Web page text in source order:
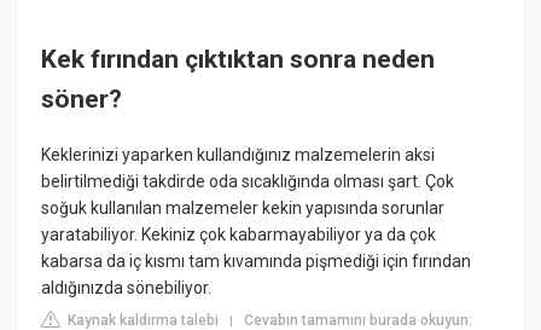
Kek fırından çıktıktan sonra neden
söner?
Keklerinizi yaparken kullandığınız malzemelerin aksi
belirtilmediği takdirde oda sıcaklığında olması şart. Çok
soğuk kullanılan malzemeler kekin yapısında sorunlar
yaratabiliyor. Kekiniz çok kabarmayabiliyor ya da çok
kabarsa da iç kısmı tam kıvamında pişmediği için fırından
aldığınızda sönebiliyor.
Kaynak kaldırma talebi |Cevabın tamamını burada okuyun: